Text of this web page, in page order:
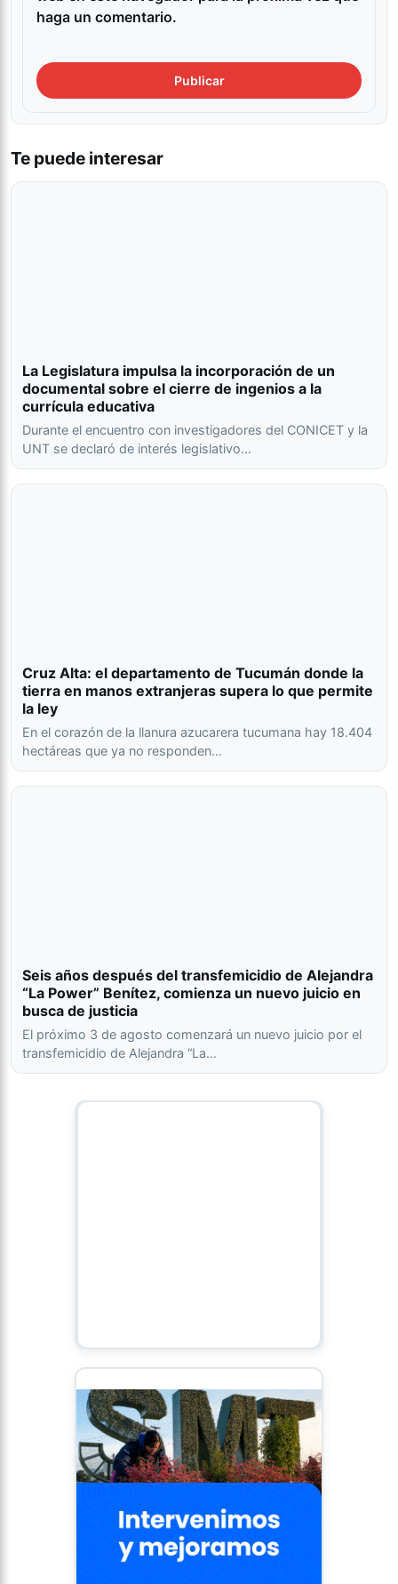
haga un comentario.
Te puede interesar
La Legislatura impulsa la incorporación de un
documental sobre el cierre de ingenios a la
currícula educativa
Durante el encuentro con investigadores del CONICET y la
UNT se declaró de interés legislativo…
Cruz Alta: el departamento de Tucumán donde la
tierra en manos extranjeras supera lo que permite
la ley
En el corazón de la llanura azucarera tucumana hay 18.404
hectáreas que ya no responden…
Seis años después del transfemicidio de Alejandra
“La Power” Benítez, comienza un nuevo juicio en
busca de justicia
El próximo 3 de agosto comenzará un nuevo juicio por el
transfemicidio de Alejandra “La…